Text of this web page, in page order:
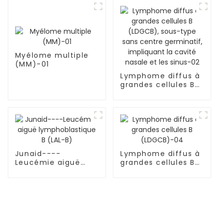
Myélome multiple
(MM)-01
Lymphome diffus à
grandes cellules B
impliquant la cavité
nasale et les sinus-
Junaid----
Leucémie aiguë
Lymphome diffus à
grandes cellules B